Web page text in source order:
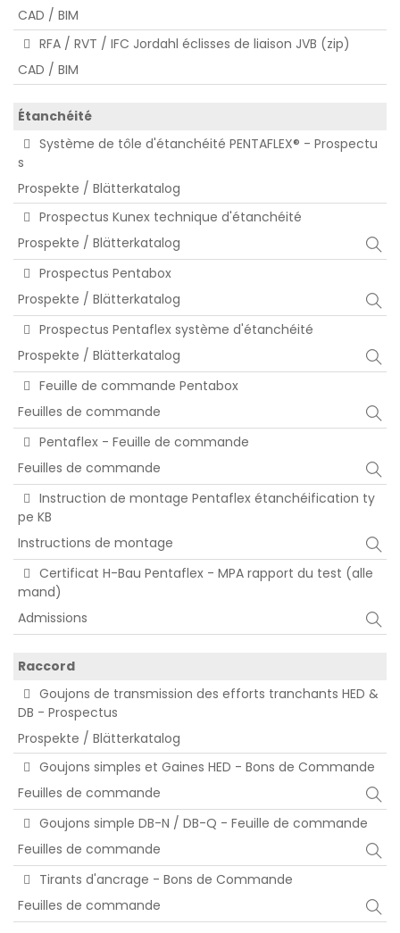
CAD / BIM
RFA / RVT / IFC Jordahl éclisses de liaison JVB (zip)
CAD / BIM
Étanchéité
Système de tôle d'étanchéité PENTAFLEX® - Prospectu
s
Prospekte / Blätterkatalog
Prospectus Kunex technique d'étanchéité
Prospekte / Blätterkatalog
Prospectus Pentabox
Prospekte / Blätterkatalog
Prospectus Pentaflex système d'étanchéité
Prospekte / Blätterkatalog
Feuille de commande Pentabox
Feuilles de commande
Pentaflex - Feuille de commande
Feuilles de commande
Instruction de montage Pentaflex étanchéification ty
pe KB
Instructions de montage
Certificat H-Bau Pentaflex - MPA rapport du test (alle
mand)
Admissions
Raccord
Goujons de transmission des efforts tranchants HED &
DB - Prospectus
Prospekte / Blätterkatalog
Goujons simples et Gaines HED - Bons de Commande
Feuilles de commande
Goujons simple DB-N / DB-Q - Feuille de commande
Feuilles de commande
Tirants d'ancrage - Bons de Commande
Feuilles de commande